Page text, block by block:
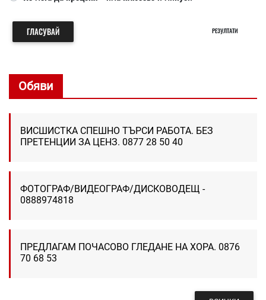
ГЛАСУВАЙ РЕЗУЛТАТИ
Обяви
ВИСШИСТКА СПЕШНО ТЪРСИ РАБОТА. БЕЗ
ПРЕТЕНЦИИ ЗА ЦЕНЗ. 0877 28 50 40
ФОТОГРАФ/ВИДЕОГРАФ/ДИСКОВОДЕЩ -
0888974818
ПРЕДЛАГАМ ПОЧАСОВО ГЛЕДАНЕ НА ХОРА. 0876
70 68 53